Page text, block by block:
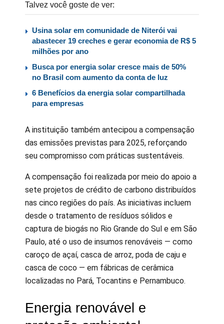
Talvez você goste de ver:
Usina solar em comunidade de Niterói vai
abastecer 19 creches e gerar economia de R$ 5
milhões por ano
Busca por energia solar cresce mais de 50%
no Brasil com aumento da conta de luz
6 Benefícios da energia solar compartilhada
para empresas
A instituição também antecipou a compensação
das emissões previstas para 2025, reforçando
seu compromisso com práticas sustentáveis.
A compensação foi realizada por meio do apoio a
sete projetos de crédito de carbono distribuídos
nas cinco regiões do país. As iniciativas incluem
desde o tratamento de resíduos sólidos e
captura de biogás no Rio Grande do Sul e em São
Paulo, até o uso de insumos renováveis — como
caroço de açaí, casca de arroz, poda de caju e
casca de coco — em fábricas de cerâmica
localizadas no Pará, Tocantins e Pernambuco.
Energia renovável e